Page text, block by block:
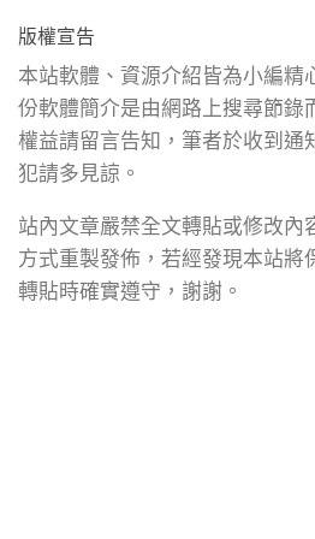
版權宣告
本站軟體、資源介紹皆為小編精
份軟體簡介是由網路上搜尋節錄
權益請留言告知，筆者於收到通
犯請多見諒。
站內文章嚴禁全文轉貼或修改內
方式重製發佈，若經發現本站將
轉貼時確實遵守，謝謝。